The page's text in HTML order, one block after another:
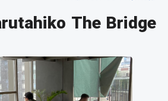
The Bridge